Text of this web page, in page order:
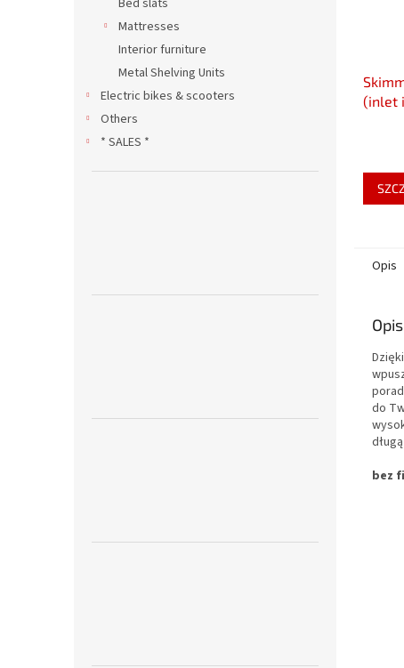
Bed slats
Mattresses
Interior furniture
Metal Shelving Units
Electric bikes & scooters
Others
* SALES *
(inlet
Opis
do
bez